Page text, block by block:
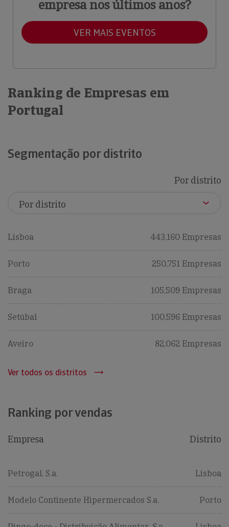
empresa nos últimos anos?
VER MAIS EVENTOS
Ranking de Empresas em
Portugal
Segmentação por distrito
Por distrito
Lisboa 443,160 Empresas
Porto 250,751 Empresas
Braga 105,509 Empresas
Setúbal 100,596 Empresas
Aveiro 82,062 Empresas
Ver todos os distritos
Ranking por vendas
Empresa Distrito
Petrogal, S.a. Lisboa
Modelo Continente Hipermercados S.a. Porto